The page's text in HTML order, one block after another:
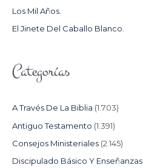
:Los Mil Años.
El Jinete Del Caballo Blanco.
Categorías
A Través De La Biblia (1.703)
Antiguo Testamento (1.391)
Consejos Ministeriales (2.145)
Discipulado Básico Y Enseñanzas